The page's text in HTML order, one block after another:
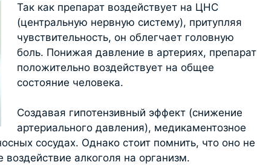
Так как препарат воздействует на ЦНС
(центральную нервную систему), притупляя
чувствительность, он облегчает головную
боль. Понижая давление в артериях, препарат
положительно воздействует на общее
состояние человека.
Создавая гипотензивный эффект (снижение
артериального давления), медикаментозное
сосудах. Однако стоит помнить, что оно не
алкоголя на организм.